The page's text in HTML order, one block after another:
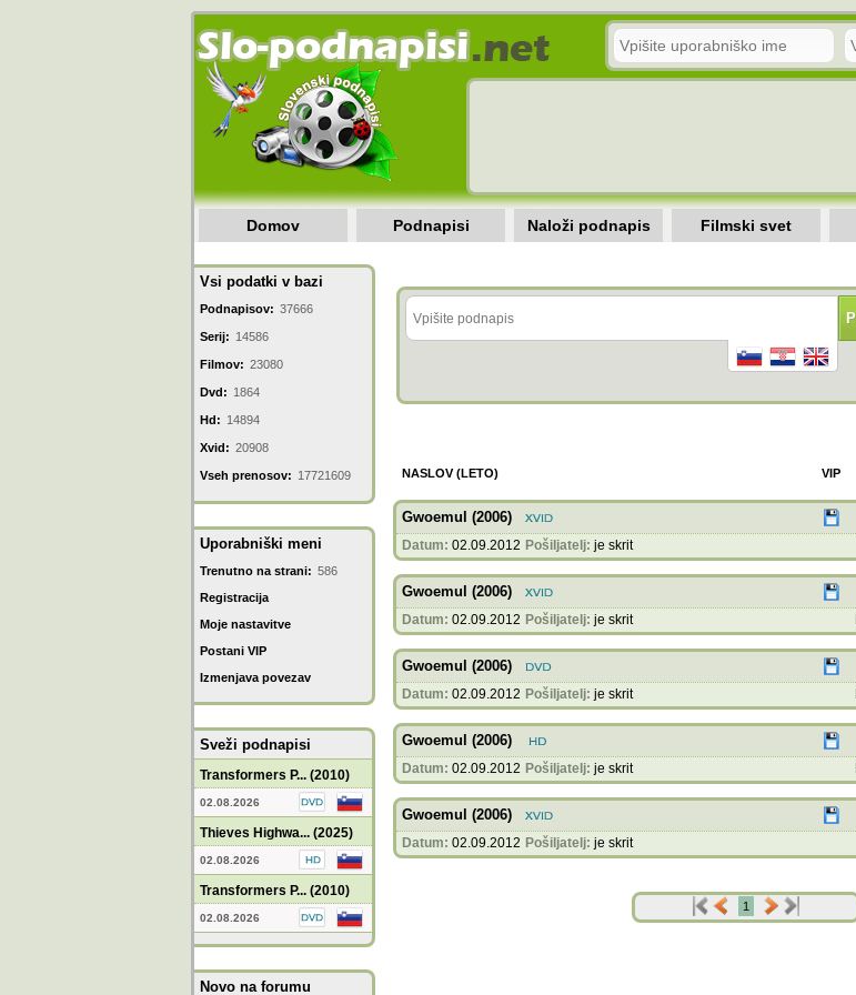
Domov Podnapisi Naloži podnapis Filmski svet
Vsi podatki v bazi
Podnapisov: 37666
Serij: 14586
Filmov: 23080
Dvd: 1864
Hd: 14894
Xvid: 20908
Vseh prenosov: 17721609
Uporabniški meni
Trenutno na strani: 586
Registracija
Moje nastavitve
Postani VIP
Izmenjava povezav
Sveži podnapisi
Transformers P... (2010)
02.08.2026
Thieves Highwa... (2025)
02.08.2026
Transformers P... (2010)
02.08.2026
Novo na forumu
NASLOV (LETO) VIP
Gwoemul (2006)
Datum: 02.09.2012 Pošiljatelj: je skrit
Gwoemul (2006)
Datum: 02.09.2012 Pošiljatelj: je skrit
Gwoemul (2006)
Datum: 02.09.2012 Pošiljatelj: je skrit
Gwoemul (2006)
Datum: 02.09.2012 Pošiljatelj: je skrit
Gwoemul (2006)
Datum: 02.09.2012 Pošiljatelj: je skrit
1